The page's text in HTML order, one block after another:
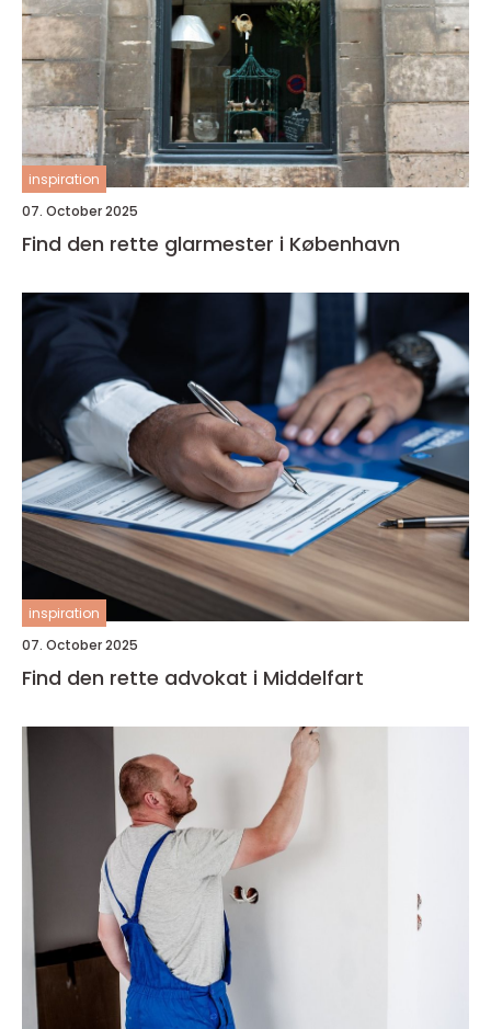
inspiration
07. October 2025
Find den rette glarmester i København
inspiration
07. October 2025
Find den rette advokat i Middelfart